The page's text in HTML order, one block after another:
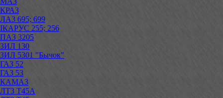
КРАЗ
ЛАЗ 695; 699
ІКАРУС 255; 256
ПАЗ 3205
ЗИЛ 130
ЗИЛ 5301 "Бычок"
ГАЗ 52
ГАЗ 53
КАМАЗ
ЛТЗ Т45А